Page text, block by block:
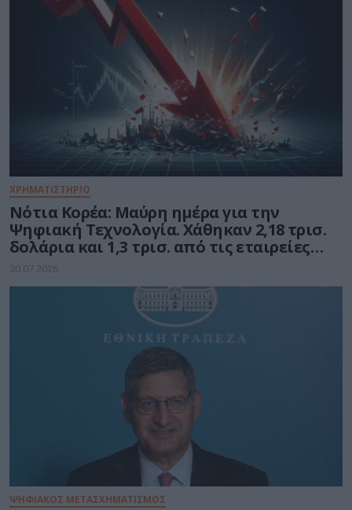
ΧΡΗΜΑΤΙΣΤΗΡΙΟ
Νότια Κορέα: Μαύρη ημέρα για την
Ψηφιακή Τεχνολογία. Χάθηκαν 2,18 τρισ.
δολάρια και 1,3 τρισ. από τις εταιρείες
ημιαγωγών
30.07.2026
ΨΗΦΙΑΚΟΣ ΜΕΤΑΣΧΗΜΑΤΙΣΜΟΣ